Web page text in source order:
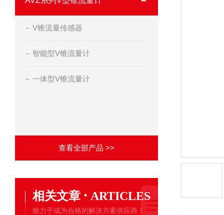
V锥流量传感器
智能型V锥流量计
一体型V锥流量计
查看全部产品 >>
相关文章 · ARTICLES
致力于成为合格的解决方案供应商！